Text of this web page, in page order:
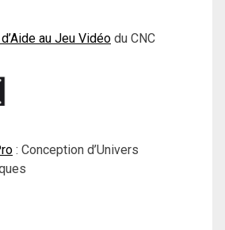
au Jeu Vidéo du CNC
: Conception d’Univers